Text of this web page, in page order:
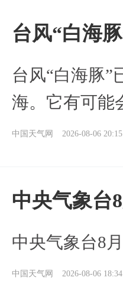
台风“白海
台风“白海豚”
海。它有可能
中国天气网 2026-08-06 20:15
中央气象台
中央气象台8
中国天气网 2026-08-06 18:34